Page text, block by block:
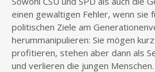
einen gewaltigen Fehler, wenn sie
politischen Ziele am
herummanipulieren: Sie mögen
profitieren, stehen aber dann als
und verlieren die jungen